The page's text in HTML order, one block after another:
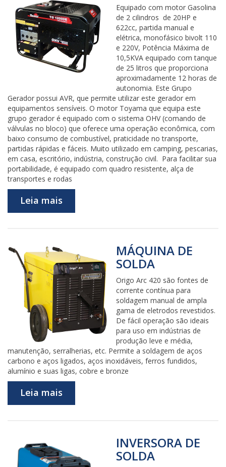
Equipado com motor Gasolina
de 2 cilindros de 20HP e
622cc, partida manual e
elétrica, monofásico bivolt 110
e 220V, Potência Máxima de
10,5KVA equipado com tanque
de 25 litros que proporciona
aproximadamente 12 horas de
autonomia. Este Grupo
Gerador possui AVR, que permite utilizar este gerador em
equipamentos sensíveis. O motor Toyama que equipa este
grupo gerador é equipado com o sistema OHV (comando de
válvulas no bloco) que oferece uma operação econômica, com
baixo consumo de combustível, praticidade no transporte,
partidas rápidas e fáceis. Muito utilizado em camping, pescarias,
em casa, escritório, indústria, construção civil. Para facilitar sua
portabilidade, é equipado com quadro resistente, alça de
transportes e rodas
Leia mais
MÁQUINA DE
SOLDA
Origo Arc 420 são fontes de
corrente contínua para
soldagem manual de ampla
gama de eletrodos revestidos.
De fácil operação são ideais
para uso em indústrias de
produção leve e média,
manutenção, serralherias, etc. Permite a soldagem de aços
carbono e aços ligados, aços inoxidáveis, ferros fundidos,
alumínio e suas ligas, cobre e bronze
Leia mais
INVERSORA DE
SOLDA